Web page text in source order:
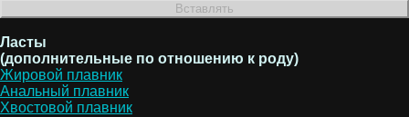
Ласты
(дополнительные по отношению к роду)
Жировой плавник
Анальный плавник
Хвостовой плавник